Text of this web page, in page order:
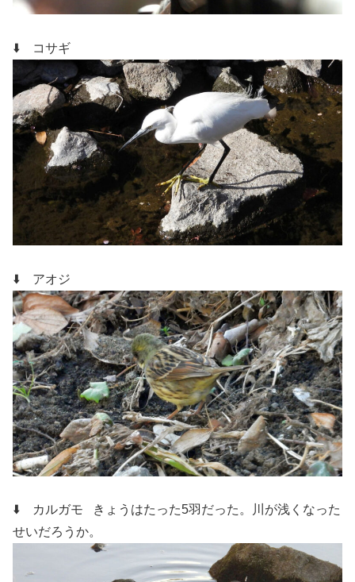
⬇️ コサギ
⬇️ アオジ
⬇️ カルガモ
きょうはたった5羽だった。川が浅くなった
せいだろうか。